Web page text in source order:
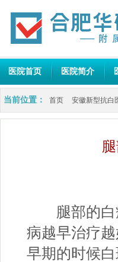
医院首页 医院简介
当前位置： 首页 安徽新型抗白
腿部的白癜
病越早治疗
早期的时候